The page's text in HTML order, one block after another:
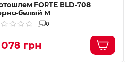
FORTE BLD-708
белый M
0
грн